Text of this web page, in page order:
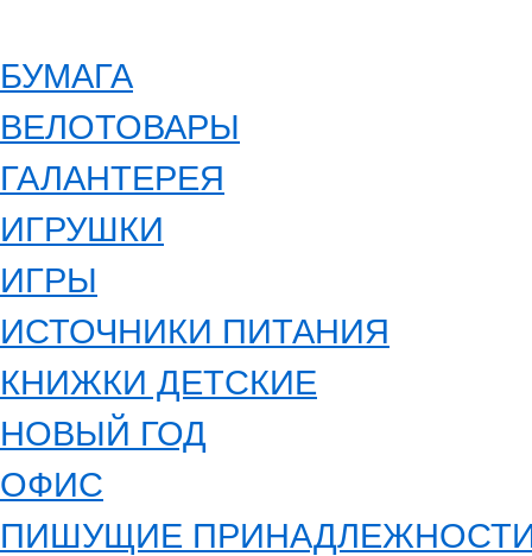
БУМАГА
ВЕЛОТОВАРЫ
ГАЛАНТЕРЕЯ
ИГРУШКИ
ИГРЫ
ИСТОЧНИКИ ПИТАНИЯ
КНИЖКИ ДЕТСКИЕ
НОВЫЙ ГОД
ОФИС
ПИШУЩИЕ